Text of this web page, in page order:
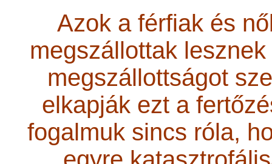
Azok a férfiak és
megszállottak
megszállottságot
elkapják ezt a
fogalmuk sincs róla,